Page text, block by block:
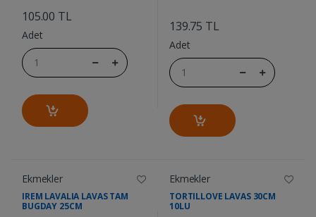
105.00 TL
Adet
139.75 TL
Adet
Ekmekler
IREM LAVALIA LAVAS TAM
BUGDAY 25CM
Ekmekler
TORTILLOVE LAVAS 30CM
10LU